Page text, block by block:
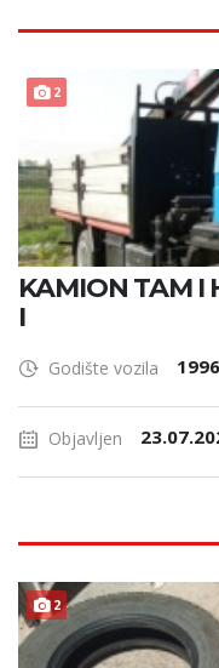
2
KAMION TAM I
I
Godište vozila 1996
Objavljen
2